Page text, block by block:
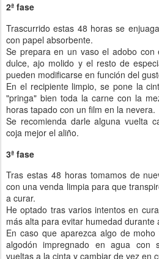
2ª fase
Trascurrido estas 48 horas se
con papel absorbente.
Se prepara en un vaso el adobo con
dulce, ajo molido y el resto de
pueden modificarse en función del
En el recipiente limpio, se pone la
"pringa" bien toda la carne con la
horas tapado con un film en la nevera.
Se recomienda darle alguna vuelta
coja mejor el aliño.
3ª fase
Tras estas 48 horas tomamos de
con una venda limpia para que
a curar.
He optado tras varios intentos en
más alta para evitar humedad durante
En caso que aparezca algo de
algodón impregnado en agua con
vueltas a la cinta y cambiar de vez en